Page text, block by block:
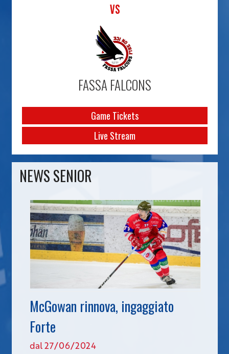
VS
FASSA FALCONS
Game Tickets
Live Stream
NEWS SENIOR
McGowan rinnova, ingaggiato
Forte
dal 27/06/2024